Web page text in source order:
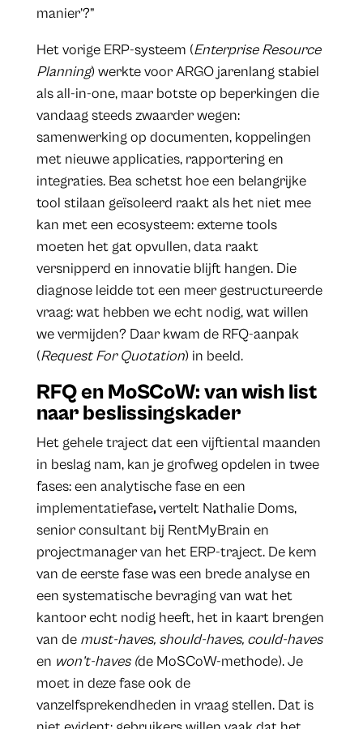
manier’?”
Het vorige ERP-systeem (Enterprise Resource
Planning) werkte voor ARGO jarenlang stabiel
als all-in-one, maar botste op beperkingen die
vandaag steeds zwaarder wegen:
samenwerking op documenten, koppelingen
met nieuwe applicaties, rapportering en
integraties. Bea schetst hoe een belangrijke
tool stilaan geïsoleerd raakt als het niet mee
kan met een ecosysteem: externe tools
moeten het gat opvullen, data raakt
versnipperd en innovatie blijft hangen. Die
diagnose leidde tot een meer gestructureerde
vraag: wat hebben we echt nodig, wat willen
we vermijden? Daar kwam de RFQ-aanpak
(Request For Quotation) in beeld.
RFQ en MoSCoW: van wish list
naar beslissingskader
Het gehele traject dat een vijftiental maanden
in beslag nam, kan je grofweg opdelen in twee
fases: een analytische fase en een
implementatiefase,vertelt Nathalie Doms,
senior consultant bij RentMyBrain en
projectmanager van het ERP-traject. De kern
van de eerste fase was een brede analyse en
een systematische bevraging van wat het
kantoor echt nodig heeft, het in kaart brengen
van de must-haves, should-haves, could-haves
en won’t-haves (de MoSCoW-methode). Je
moet in deze fase ook de
vanzelfsprekendheden in vraag stellen. Dat is